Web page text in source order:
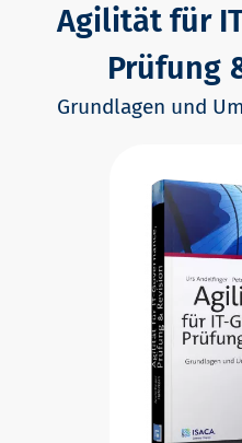
Agilität für
Prüfung
Grundlagen und